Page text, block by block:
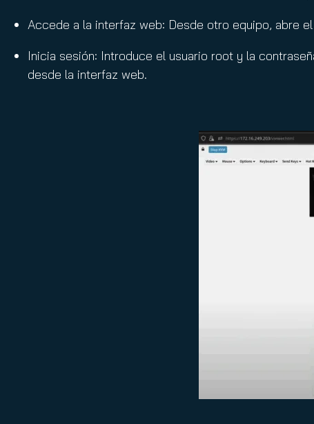
Accede a la interfaz web: Desde otro equipo, abre
Inicia sesión: Introduce el usuario root y la
desde la interfaz web.